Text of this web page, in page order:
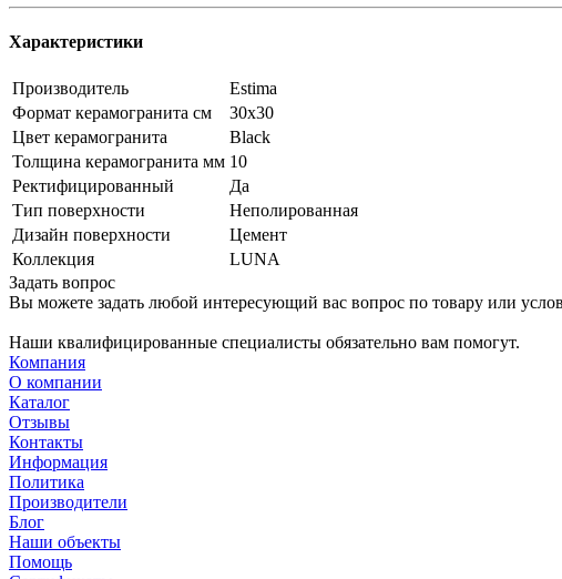
Характеристики
Производитель
Estima
Формат керамогранита см
30х30
Цвет керамогранита
Black
Толщина керамогранита мм 10
Ректифицированный
Да
Тип поверхности
Неполированная
Дизайн поверхности
Цемент
Коллекция
LUNA
Задать вопрос
Вы можете задать любой интересующий вас вопрос по товару или
Наши квалифицированные специалисты обязательно вам помогут.
Компания
О компании
Каталог
Отзывы
Контакты
Информация
Политика
Производители
Блог
Наши объекты
Помощь